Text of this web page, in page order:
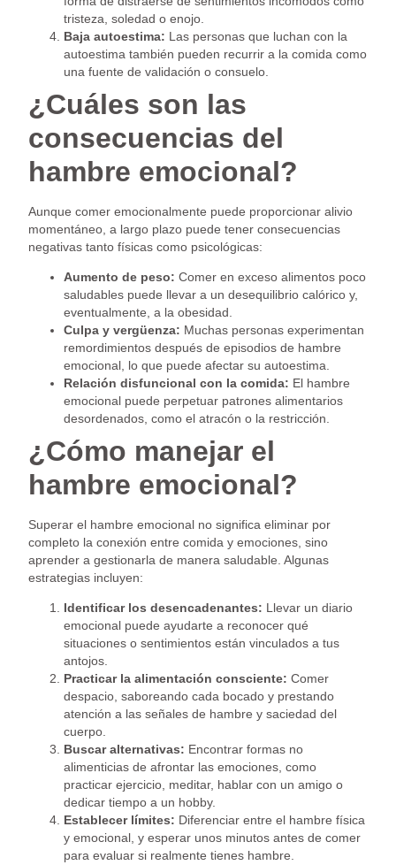
tristeza, soledad o enojo.
Baja autoestima: Las personas que luchan con la
autoestima también pueden recurrir a la comida como
una fuente de validación o consuelo.
¿Cuáles son las
consecuencias del
hambre emocional?
Aunque comer emocionalmente puede proporcionar alivio
momentáneo, a largo plazo puede tener consecuencias
negativas tanto físicas como psicológicas:
Aumento de peso: Comer en exceso alimentos poco
saludables puede llevar a un desequilibrio calórico y,
eventualmente, a la obesidad.
Culpa y vergüenza: Muchas personas experimentan
remordimientos después de episodios de hambre
emocional, lo que puede afectar su autoestima.
Relación disfuncional con la comida: El hambre
emocional puede perpetuar patrones alimentarios
desordenados, como el atracón o la restricción.
¿Cómo manejar el
hambre emocional?
Superar el hambre emocional no significa eliminar por
completo la conexión entre comida y emociones, sino
aprender a gestionarla de manera saludable. Algunas
estrategias incluyen:
Identificar los desencadenantes: Llevar un diario
emocional puede ayudarte a reconocer qué
situaciones o sentimientos están vinculados a tus
antojos.
Practicar la alimentación consciente: Comer
despacio, saboreando cada bocado y prestando
atención a las señales de hambre y saciedad del
cuerpo.
Buscar alternativas: Encontrar formas no
alimenticias de afrontar las emociones, como
practicar ejercicio, meditar, hablar con un amigo o
dedicar tiempo a un hobby.
Establecer límites: Diferenciar entre el hambre física
y emocional, y esperar unos minutos antes de comer
para evaluar si realmente tienes hambre.